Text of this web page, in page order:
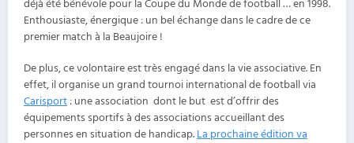
déjà été bénévole pour la Coupe du Monde de football … en 1998.
Enthousiaste, énergique : un bel échange dans le cadre de ce
premier match à la Beaujoire !
De plus, ce volontaire est très engagé dans la vie associative. En
effet, il organise un grand tournoi international de football via
Carisport : une association dont le but est d’offrir des
équipements sportifs à des associations accueillant des
personnes en situation de handicap. La prochaine édition va